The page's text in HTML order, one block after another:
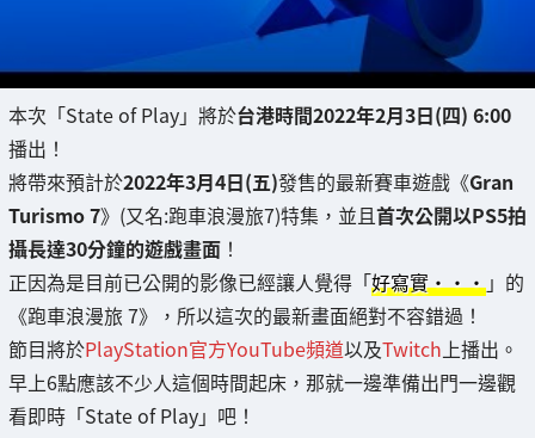
本次「State of Play」將於台港時間2022年2月3日(四) 6:00
播出！
將帶來預計於2022年3月4日(五)發售的最新賽車遊戲《Gran
Turismo 7》(又名:跑車浪漫旅7)特集，並且首次公開以PS5拍
攝長達30分鐘的遊戲畫面 ！
正因為是目前已公開的影像已經讓人覺得「好寫實・・・」的
《跑車浪漫旅 7》，所以這次的最新畫面絕對不容錯過！
節目將於PlayStation官方YouTube頻道以及Twitch 上播出。
早上6點應該不少人這個時間起床，那就一邊準備出門一邊觀
看即時「State of Play」吧！